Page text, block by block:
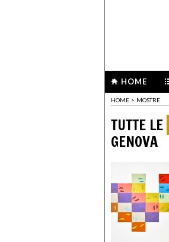
HOME
HOME > MOSTRE
TUTTE LE
GENOVA